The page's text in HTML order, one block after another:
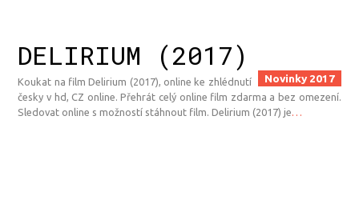
DELIRIUM (2017)
Novinky 2017
Koukat na film Delirium (2017), online ke zhlédnutí
česky v hd, CZ online. Přehrát celý online film zdarma a bez omezení.
Sledovat online s možností stáhnout film. Delirium (2017) je